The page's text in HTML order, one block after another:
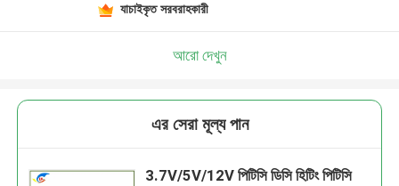
যাচাইকৃত সরবরাহকারী
আরো দেখুন
এর সেরা মূল্য পান
3.7V/5V/12V পিটিসি ডিসি হিটিং পিটিসি